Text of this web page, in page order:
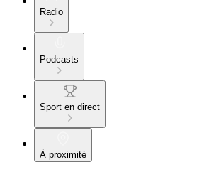
Radio
Podcasts
Sport en direct
À proximité